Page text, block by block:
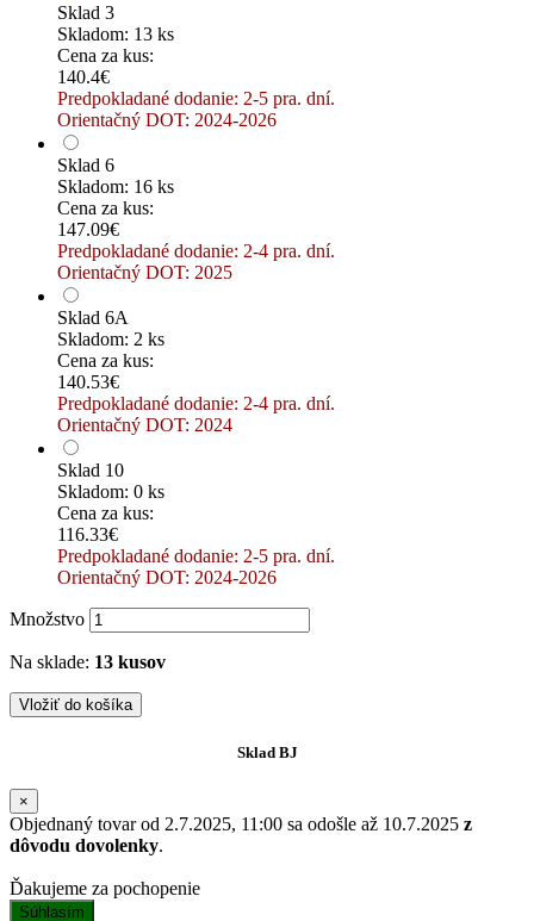
Sklad 3
Skladom: 13 ks
Cena za kus:
140.4€
Predpokladané dodanie: 2-5 pra. dní.
Orientačný DOT: 2024-2026
Sklad 6
Skladom: 16 ks
Cena za kus:
147.09€
Predpokladané dodanie: 2-4 pra. dní.
Orientačný DOT: 2025
Sklad 6A
Skladom: 2 ks
Cena za kus:
140.53€
Predpokladané dodanie: 2-4 pra. dní.
Orientačný DOT: 2024
Sklad 10
Skladom: 0 ks
Cena za kus:
116.33€
Predpokladané dodanie: 2-5 pra. dní.
Orientačný DOT: 2024-2026
Množstvo
Na sklade: 13 kusov
Vložiť do košíka
Sklad BJ
×
Objednaný tovar od 2.7.2025, 11:00 sa odošle až 10.7.2025 z
dôvodu dovolenky.
Ďakujeme za pochopenie
Súhlasím